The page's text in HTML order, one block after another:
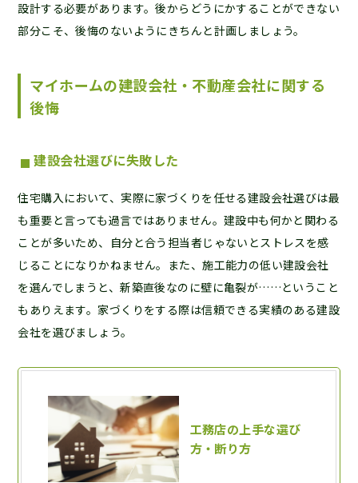
設計する必要があります。後からどうにかすることができない
部分こそ、後悔のないようにきちんと計画しましょう。
マイホームの建設会社・不動産会社に関する
後悔
建設会社選びに失敗した
住宅購入において、実際に家づくりを任せる建設会社選びは最
も重要と言っても過言ではありません。建設中も何かと関わる
ことが多いため、自分と合う担当者じゃないとストレスを感
じることになりかねません。また、施工能力の低い建設会社
を選んでしまうと、新築直後なのに壁に亀裂が……ということ
もありえます。家づくりをする際は信頼できる実績のある建設
会社を選びましょう。